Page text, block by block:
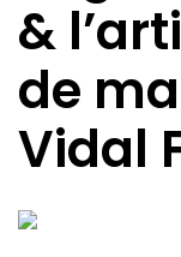
&
de
Vidal